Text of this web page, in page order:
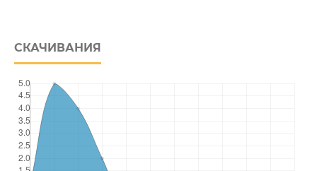
СКАЧИВАНИЯ